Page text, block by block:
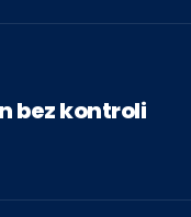
bez kontroli